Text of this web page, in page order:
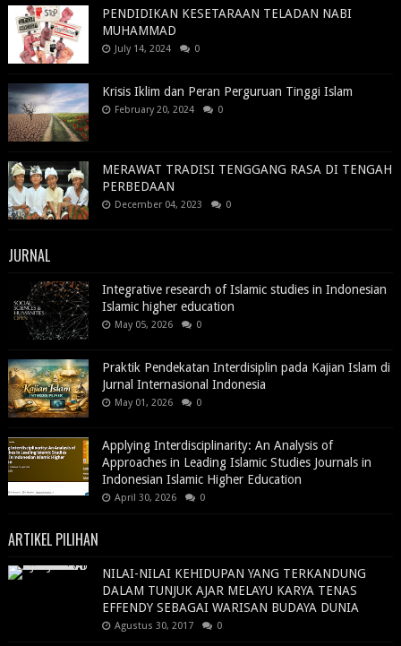
PENDIDIKAN KESETARAAN TELADAN NABI
MUHAMMAD
July 14, 2024 0
Krisis Iklim dan Peran Perguruan Tinggi Islam
February 20, 2024 0
MERAWAT TRADISI TENGGANG RASA DI TENGAH
PERBEDAAN
December 04, 2023 0
JURNAL
Integrative research of Islamic studies in Indonesian
Islamic higher education
May 05, 2026 0
Praktik Pendekatan Interdisiplin pada Kajian Islam di
Jurnal Internasional Indonesia
May 01, 2026 0
Applying Interdisciplinarity: An Analysis of
Approaches in Leading Islamic Studies Journals in
Indonesian Islamic Higher Education
April 30, 2026 0
ARTIKEL PILIHAN
NILAI-NILAI KEHIDUPAN YANG TERKANDUNG
DALAM TUNJUK AJAR MELAYU KARYA TENAS
EFFENDY SEBAGAI WARISAN BUDAYA DUNIA
Agustus 30, 2017 0